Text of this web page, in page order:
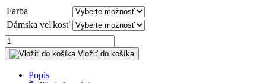
Farba
Dámska veľkosť
množstvo
Dámska
mikina
Bomber
Vložiť do košíka
Popis